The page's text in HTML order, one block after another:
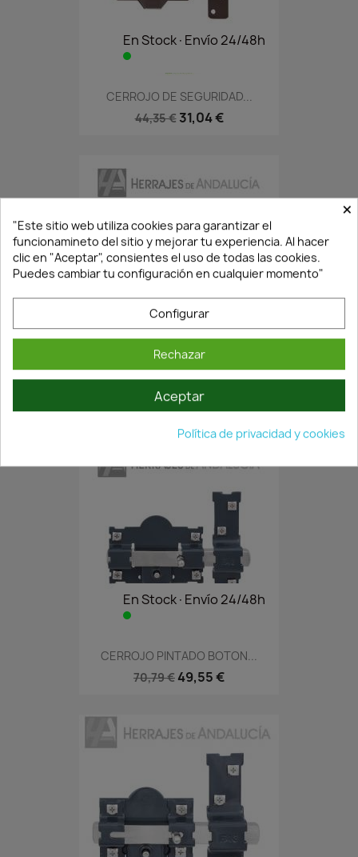
En Stock·Envío 24/48h
CERROJO DE SEGURIDAD...
44,35 € 31,04 €
¡Últimas Unidades!
CERROJO PINTADO A1LP...
46,51 €32,56 €
En Stock·Envío 24/48h
CERROJO PINTADO BOTON...
70,79 € 49,55 €
×
"Este sitio web utiliza cookies para garantizar el
funcionamineto del sitio y mejorar tu experiencia. Al hacer
clic en "Aceptar", consientes el uso de todas las cookies.
Puedes cambiar tu configuración en cualquier momento"
Configurar
Rechazar
Aceptar
Política de privacidad y cookies